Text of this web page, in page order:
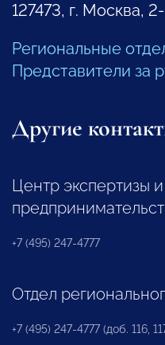
127473, г. Москва,
Региональные
Представители за
Другие
Центр экспертизы
+7 (495) 247-4777
Отдел
+7 (495) 247-4777 (доб. 116,